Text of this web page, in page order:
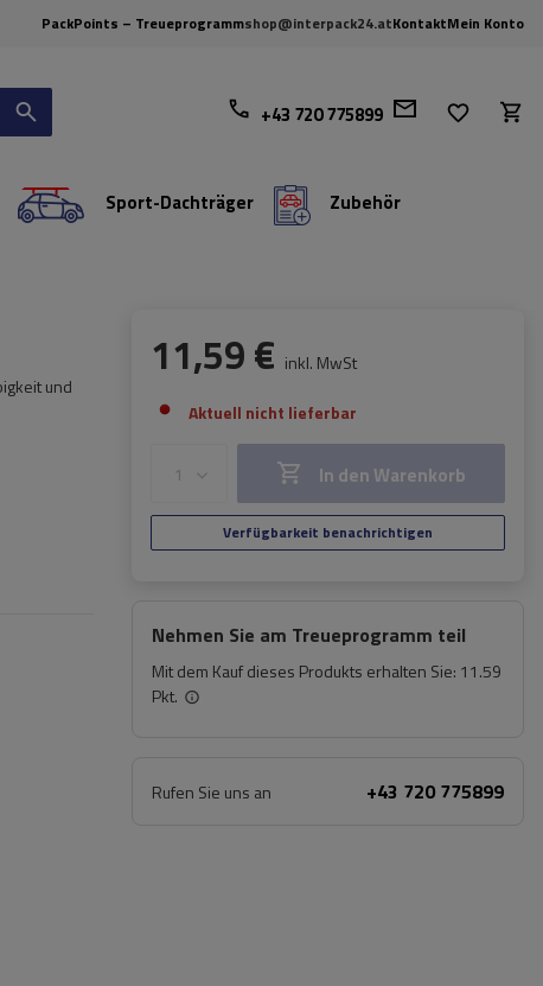
PackPoints – Treueprogrammshop@interpack24.atKontaktMein Konto
+43 720 775899
Sport-Dachträger Zubehör
und
11,59 € inkl. MwSt
Aktuell nicht lieferbar
In den Warenkorb
Verfügbarkeit benachrichtigen
Nehmen Sie am Treueprogramm teil
Mit dem Kauf dieses Produkts erhalten Sie: 11.59
Pkt.
Rufen Sie uns an +43 720 775899